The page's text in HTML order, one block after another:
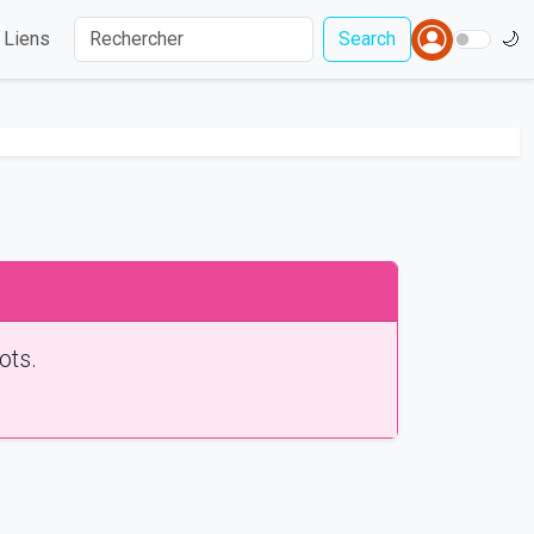
Liens Search 🌙